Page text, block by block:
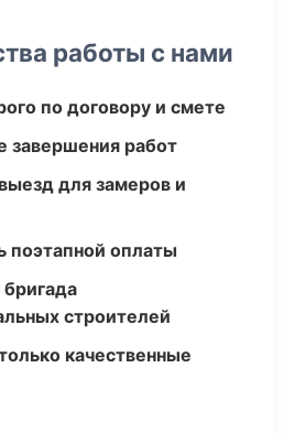
работы с нами
по договору и смете
завершения работ
для замеров и
поэтапной оплаты
строителей
качественные